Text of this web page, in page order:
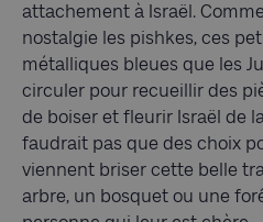
attachement à Israël.
nostalgie les pishkes, ces
métalliques bleues que les
circuler pour recueillir des
de boiser et fleurir Israël de
faudrait pas que des choix
viennent briser cette belle
arbre, un bosquet ou une